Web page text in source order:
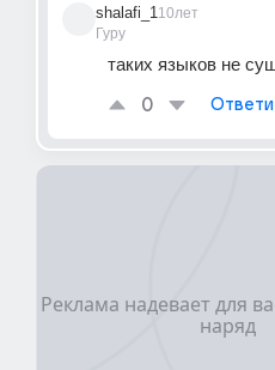
shalafi_1
Гуру
10лет
таких языков не
0